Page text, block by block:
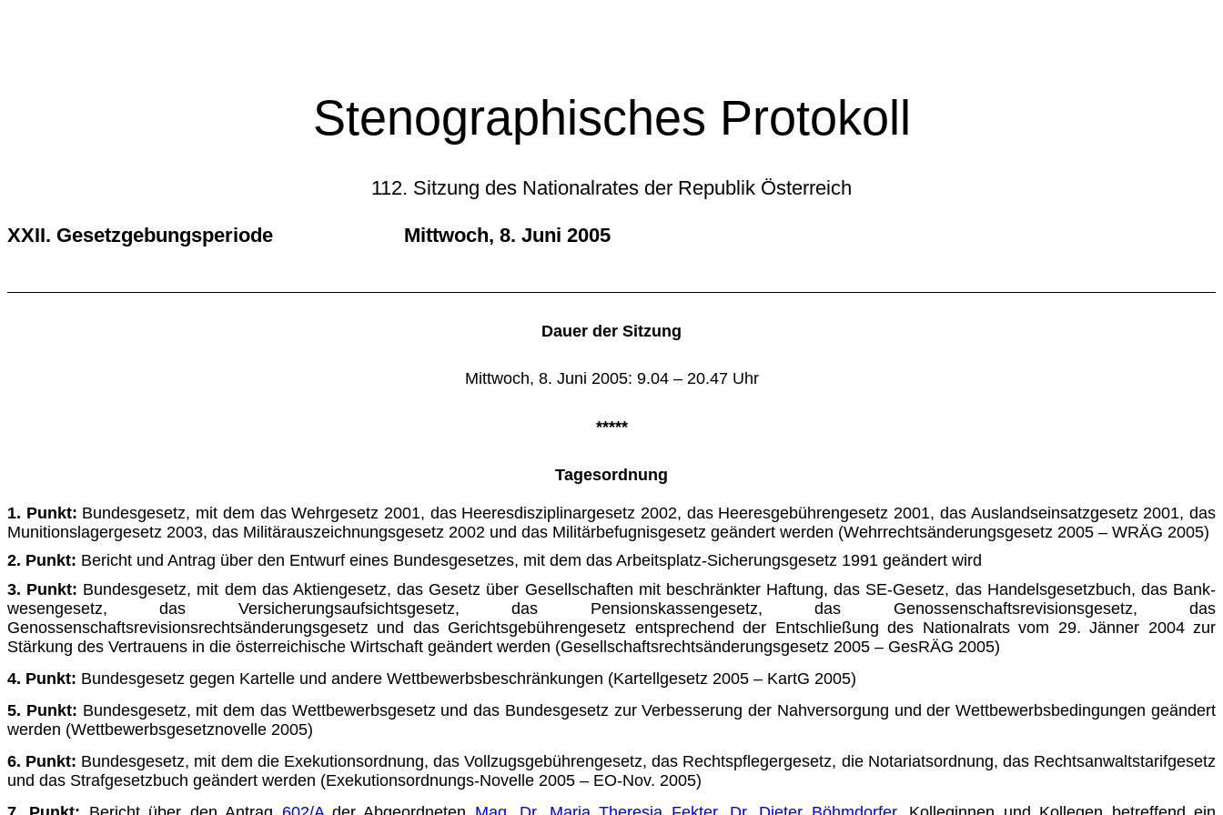
Stenographisches Protokoll
112. Sitzung des Nationalrates der Republik Österreich
XXII. Gesetzgebungsperiode Mittwoch, 8. Juni 2005
Dauer der Sitzung
Mittwoch, 8. Juni 2005: 9.04 – 20.47 Uhr
*****
Tagesordnung
1. Punkt: Bundesgesetz, mit dem das Wehrgesetz 2001, das Heeresdisziplinar­gesetz 2002, das Heeresgebührengesetz 2001, das Auslandseinsatzgesetz 2001, das
Munitionslagergesetz 2003, das Militärauszeichnungsgesetz 2002 und das Militär­befugnisgesetz geändert werden (Wehrrechtsänderungsgesetz 2005 – WRÄG 2005)
2. Punkt: Bericht und Antrag über den Entwurf eines Bundesgesetzes, mit dem das Arbeitsplatz-Sicherungsgesetz 1991 geändert wird
3. Punkt: Bundesgesetz, mit dem das Aktiengesetz, das Gesetz über Gesellschaften mit beschränkter Haftung, das SE-Gesetz, das Handelsgesetzbuch, das Bank­
wesen­gesetz, das Versicherungsaufsichtsgesetz, das Pensionskassengesetz, das Genos­sen­schaftsrevisionsgesetz, das
Genossenschaftsrevisionsrechtsänderungsgesetz und das Gerichtsgebührengesetz entsprechend der Entschließung des Nationalrats vom 29. Jänner 2004 zur
Stärkung des Vertrauens in die österreichische Wirtschaft geän­dert werden (Gesellschaftsrechtsänderungsgesetz 2005 – GesRÄG 2005)
4. Punkt: Bundesgesetz gegen Kartelle und andere Wettbewerbsbeschränkungen (Kartellgesetz 2005 – KartG 2005)
5. Punkt: Bundesgesetz, mit dem das Wettbewerbsgesetz und das Bundesgesetz zur Verbesserung der Nahversorgung und der Wettbewerbsbedingungen geändert
werden (Wettbewerbsgesetznovelle 2005)
6. Punkt: Bundesgesetz, mit dem die Exekutionsordnung, das Vollzugsgebühren­gesetz, das Rechtspflegergesetz, die Notariatsordnung, das Rechtsanwaltstarifgesetz
und das Strafgesetzbuch geändert werden (Exekutionsordnungs-Novelle 2005 – EO-Nov. 2005)